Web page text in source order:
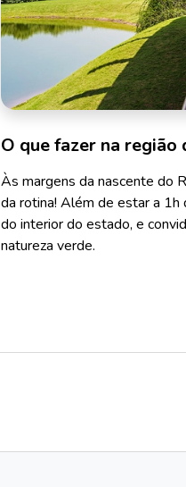
O que fazer na região
Às margens da nascente do
da rotina! Além de estar a 1h
do interior do estado, e
natureza verde.